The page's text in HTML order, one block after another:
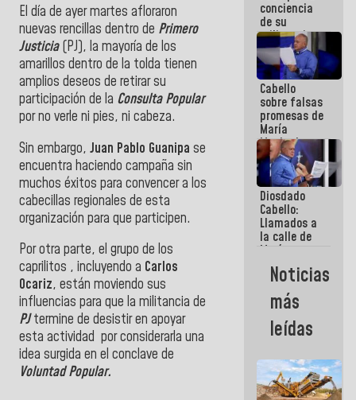
El día de ayer martes afloraron
nuevas rencillas dentro de Primero
Justicia(PJ), la mayoría de los
amarillos dentro de la tolda tienen
amplios deseos de retirar su
participación de la Consulta Popular
por no verle ni pies, ni cabeza.
Sin embargo, Juan Pablo Guanipa se
encuentra haciendo campaña sin
muchos éxitos para convencer a los
cabecillas regionales de esta
organización para que participen.
Por otra parte, el grupo de los
caprilitos , incluyendo a Carlos
Ocariz, están moviendo sus
influencias para que la militancia de
PJtermine de desistir en apoyar
esta actividad por considerarla una
idea surgida en el conclave de
Voluntad Popular.
conciencia
de su
militancia
es la
organización
política más
sólida de
Venezuela
Cabello
sobre falsas
promesas de
María
Machado:
¿Quién le
puede creer?
¿Y la gente
que ella iba
a salvar en
La Guaira?
Diosdado
Cabello:
Llamados a
la calle de
María
Machado se
estrellaron
de frente
contra el
Pueblo
Noticias
más
leídas